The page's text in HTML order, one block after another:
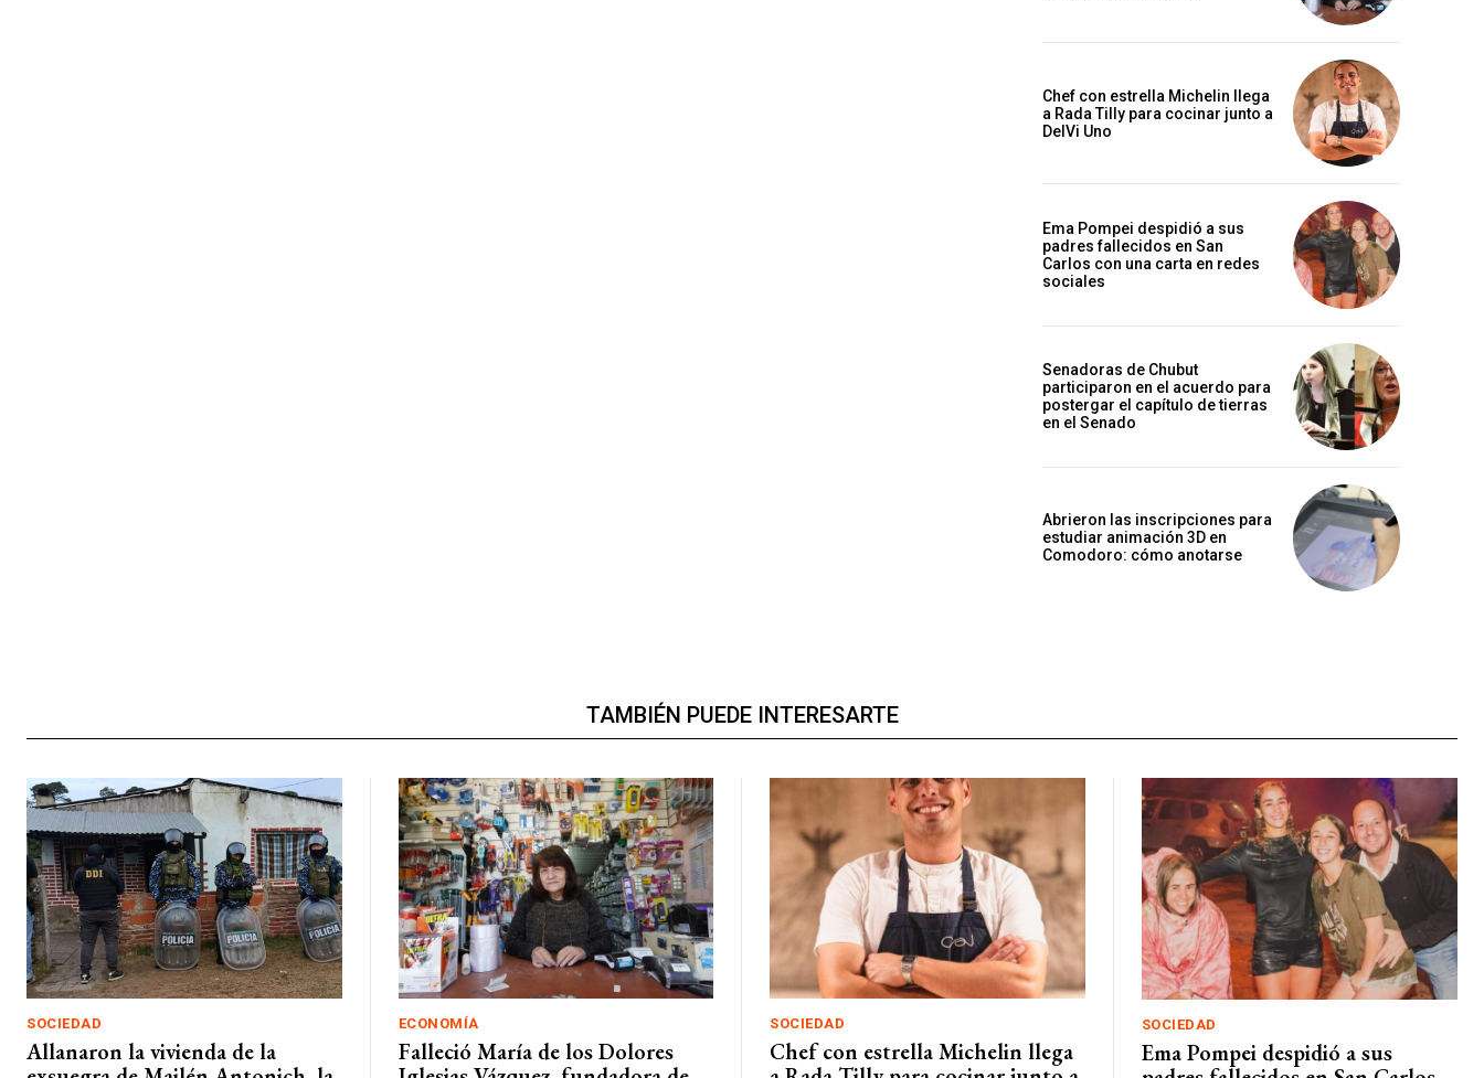
Chef con estrella Michelin llega
a Rada Tilly para cocinar junto a
DelVi Uno
Ema Pompei despidió a sus
padres fallecidos en San
Carlos con una carta en redes
sociales
Senadoras de Chubut
participaron en el acuerdo para
postergar el capítulo de tierras
en el Senado
Abrieron las inscripciones para
estudiar animación 3D en
Comodoro: cómo anotarse
TAMBIÉN PUEDE INTERESARTE
SOCIEDAD
Allanaron la vivienda de la
ECONOMÍA
Falleció María de los Dolores
SOCIEDAD
Chef con estrella Michelin llega
SOCIEDAD
Ema Pompei despidió a sus